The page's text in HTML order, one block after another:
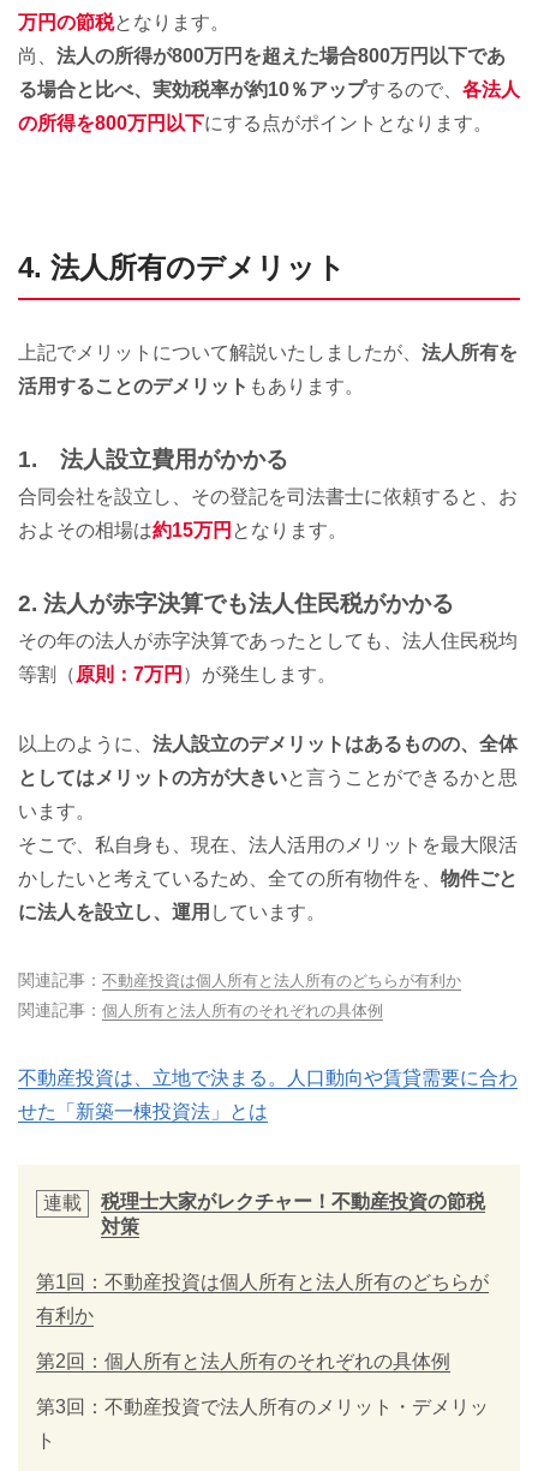
万円の節税となります。
尚、 法人の所得が800万円を超えた場合800万円以下であ
る場合と比べ、実効税率が約10％アップするので、 各法人
の所得を800万円以下にする点がポイントとなります。
4. 法人所有のデメリット
上記でメリットについて解説いたしましたが、 法人所有を
活用することのデメリット もあります。
1. 法人設立費用がかかる
合同会社を設立し、その登記を司法書士に依頼すると、お
およその相場は約15万円 となります。
2. 法人が赤字決算でも法人住民税がかかる
その年の法人が赤字決算であったとしても、法人住民税均
等割（原則：7万円 ）が発生します。
以上のように、 法人設立のデメリットはあるものの、全体
としてはメリットの方が大きいと言うことができるかと思
います。
そこで、私自身も、現在、法人活用のメリットを最大限活
かしたいと考えているため、全ての所有物件を、 物件ごと
に法人を設立し、運用 しています。
関連記事： 不動産投資は個人所有と法人所有のどちらが有利か
関連記事： 個人所有と法人所有のそれぞれの具体例
不動産投資は、立地で決まる。人口動向や賃貸需要に合わ
せた「新築一棟投資法」とは
連載
税理士大家がレクチャー！不動産投資の節税
対策
第1回：不動産投資は個人所有と法人所有のどちらが
有利か
第2回：個人所有と法人所有のそれぞれの具体例
第3回：不動産投資で法人所有のメリット・デメリッ
ト